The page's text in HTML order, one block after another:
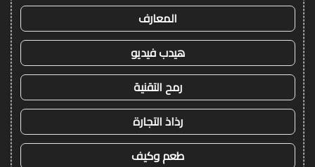
المعارف
هيدب فيديو
رمح التقنية
رذاذ التجارة
طعم وكيف